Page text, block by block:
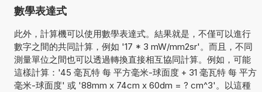
數學表達式
此外，計算機可以使用數學表達式。結果就是，不僅可以進行
數字之間的共同計算，例如 '17 * 3 mW/mm2sr'。而且，不同
測量單位之間也可以透過轉換直接相互協同計算。例如，可能
這樣計算：'45 毫瓦特 每 平方毫米-球面度 + 31 毫瓦特 每 平方
毫米-球面度' 或 '88mm x 74cm x 60dm = ? cm^3'。以這種